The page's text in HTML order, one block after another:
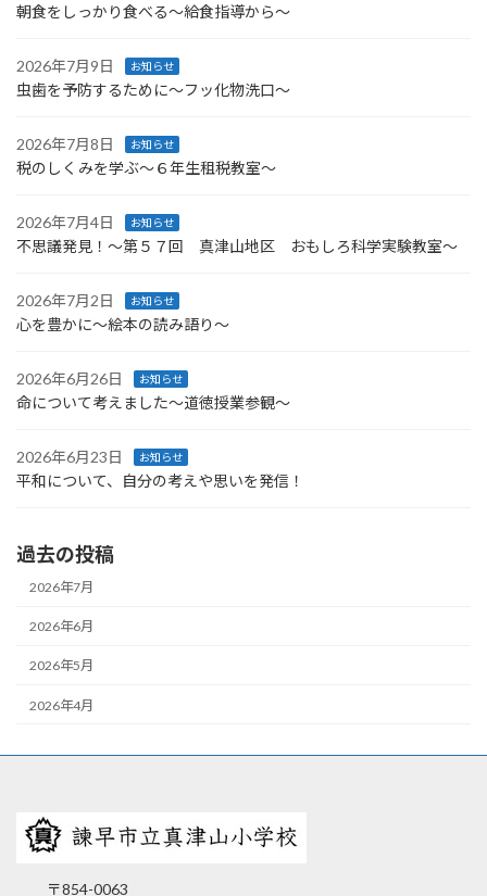
朝食をしっかり食べる〜給食指導から〜
2026年7月9日 お知らせ
虫歯を予防するために〜フッ化物洗口〜
2026年7月8日 お知らせ
税のしくみを学ぶ〜６年生租税教室〜
2026年7月4日 お知らせ
不思議発見！〜第５７回 真津山地区 おもしろ科学実験教室〜
2026年7月2日 お知らせ
心を豊かに〜絵本の読み語り〜
2026年6月26日 お知らせ
命について考えました〜道徳授業参観〜
2026年6月23日 お知らせ
平和について、自分の考えや思いを発信！
過去の投稿
2026年7月
2026年6月
2026年5月
2026年4月
〒854-0063